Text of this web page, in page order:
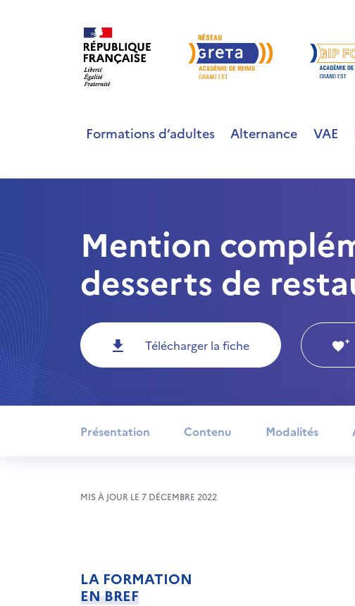
Formations d’adultes Alternance VAE
Mention
desserts de
Télécharger la fiche
Présentation Contenu Modalités
MIS À JOUR LE 7 DÉCEMBRE 2022
LA FORMATION
EN BREF